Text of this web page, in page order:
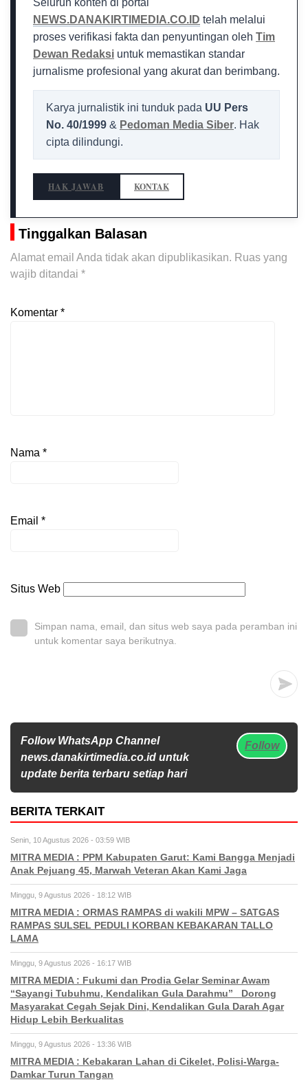
Seluruh konten di portal
NEWS.DANAKIRTIMEDIA.CO.ID telah melalui
proses verifikasi fakta dan penyuntingan oleh Tim
Dewan Redaksi untuk memastikan standar
jurnalisme profesional yang akurat dan berimbang.
Karya jurnalistik ini tunduk pada UU Pers
No. 40/1999 & Pedoman Media Siber. Hak
cipta dilindungi.
HAK JAWAB KONTAK
Tinggalkan Balasan
Alamat email Anda tidak akan dipublikasikan. Ruas yang
wajib ditandai *
Komentar *
Nama *
Email *
Situs Web
Simpan nama, email, dan situs web saya pada peramban ini
untuk komentar saya berikutnya.
Follow WhatsApp Channel
news.danakirtimedia.co.id untuk
update berita terbaru setiap hari
Follow
BERITA TERKAIT
Senin, 10 Agustus 2026 - 03:59 WIB
MITRA MEDIA : PPM Kabupaten Garut: Kami Bangga Menjadi
Anak Pejuang 45, Marwah Veteran Akan Kami Jaga
Minggu, 9 Agustus 2026 - 18:12 WIB
MITRA MEDIA : ORMAS RAMPAS di wakili MPW – SATGAS
RAMPAS SULSEL PEDULI KORBAN KEBAKARAN TALLO
LAMA
Minggu, 9 Agustus 2026 - 16:17 WIB
MITRA MEDIA : Fukumi dan Prodia Gelar Seminar Awam
“Sayangi Tubuhmu, Kendalikan Gula Darahmu” Dorong
Masyarakat Cegah Sejak Dini, Kendalikan Gula Darah Agar
Hidup Lebih Berkualitas
Minggu, 9 Agustus 2026 - 13:36 WIB
MITRA MEDIA : Kebakaran Lahan di Cikelet, Polisi-Warga-
Damkar Turun Tangan